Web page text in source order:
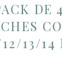
DE 4
13/14